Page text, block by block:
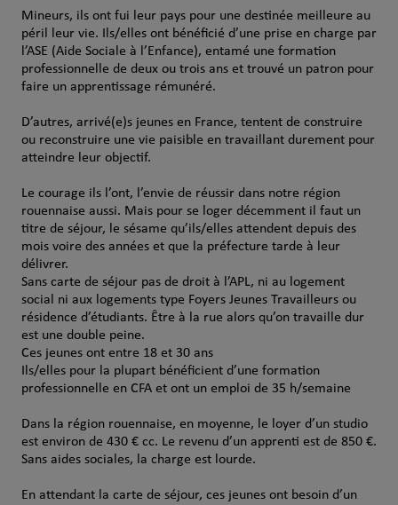
Mineurs, ils ont fui leur pays pour une destinée meilleure au
péril leur vie. Ils/elles ont bénéficié d’une prise en charge par
l’ASE (Aide Sociale à l’Enfance), entamé une formation
professionnelle de deux ou trois ans et trouvé un patron pour
faire un apprentissage rémunéré.
D’autres, arrivé(e)s jeunes en France, tentent de construire
ou reconstruire une vie paisible en travaillant durement pour
atteindre leur objectif.
Le courage ils l’ont, l’envie de réussir dans notre région
rouennaise aussi. Mais pour se loger décemment il faut un
titre de séjour, le sésame qu’ils/elles attendent depuis des
mois voire des années et que la préfecture tarde à leur
délivrer.
Sans carte de séjour pas de droit à l’APL, ni au logement
social ni aux logements type Foyers Jeunes Travailleurs ou
résidence d’étudiants. Être à la rue alors qu’on travaille dur
est une double peine.
Ces jeunes ont entre 18 et 30 ans
Ils/elles pour la plupart bénéficient d’une formation
professionnelle en CFA et ont un emploi de 35 h/semaine
Dans la région rouennaise, en moyenne, le loyer d’un studio
est environ de 430 € cc. Le revenu d’un apprenti est de 850 €.
Sans aides sociales, la charge est lourde.
En attendant la carte de séjour, ces jeunes ont besoin d’un